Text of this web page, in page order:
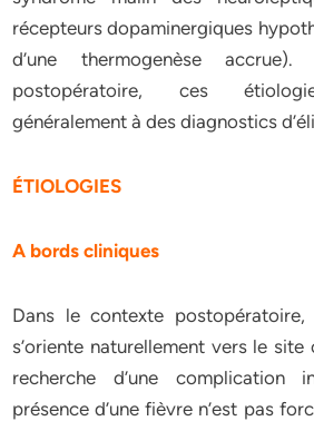
récepteurs dopaminergiques
d’une thermogenèse
postopératoire, ces
généralement à des diagnostics
ÉTIOLOGIES
A bords cliniques
Dans le contexte
s’oriente naturellement vers le
recherche d’une complication
présence d’une fièvre n’est pas